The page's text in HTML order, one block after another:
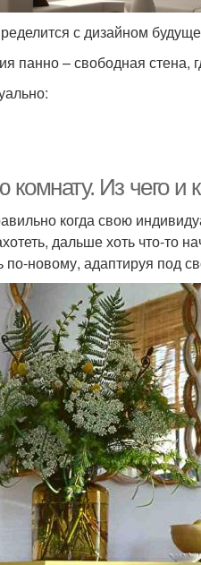
с дизайном
панно – свободная стена,
Из чего и
когда свою
дальше хоть что-то
по-новому, адаптируя под